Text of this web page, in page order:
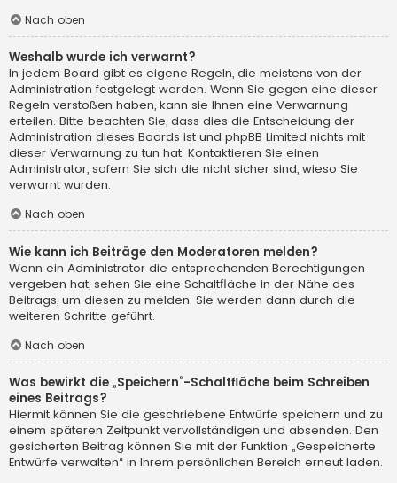
Nach oben
Weshalb wurde ich verwarnt?
In jedem Board gibt es eigene Regeln, die meistens von der
Administration festgelegt werden. Wenn Sie gegen eine dieser
Regeln verstoßen haben, kann sie Ihnen eine Verwarnung
erteilen. Bitte beachten Sie, dass dies die Entscheidung der
Administration dieses Boards ist und phpBB Limited nichts mit
dieser Verwarnung zu tun hat. Kontaktieren Sie einen
Administrator, sofern Sie sich die nicht sicher sind, wieso Sie
verwarnt wurden.
Nach oben
Wie kann ich Beiträge den Moderatoren melden?
Wenn ein Administrator die entsprechenden Berechtigungen
vergeben hat, sehen Sie eine Schaltfläche in der Nähe des
Beitrags, um diesen zu melden. Sie werden dann durch die
weiteren Schritte geführt.
Nach oben
Was bewirkt die „Speichern“-Schaltfläche beim Schreiben
eines Beitrags?
Hiermit können Sie die geschriebene Entwürfe speichern und zu
einem späteren Zeitpunkt vervollständigen und absenden. Den
gesicherten Beitrag können Sie mit der Funktion „Gespeicherte
Entwürfe verwalten“ in Ihrem persönlichen Bereich erneut laden.